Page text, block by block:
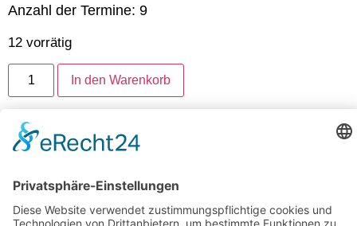
Anzahl der Termine: 9
12 vorrätig
In den Warenkorb
Artikelnummer:1882-1-BALLANCE-14.05.-BIS-